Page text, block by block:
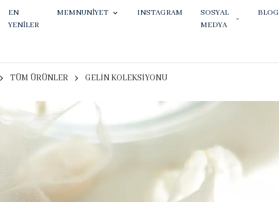
EN
YENİLER
MEMNUNİYET INSTAGRAM
SOSYAL
MEDYA
BLOG
TÜM ÜRÜNLER GELİN KOLEKSİYONU